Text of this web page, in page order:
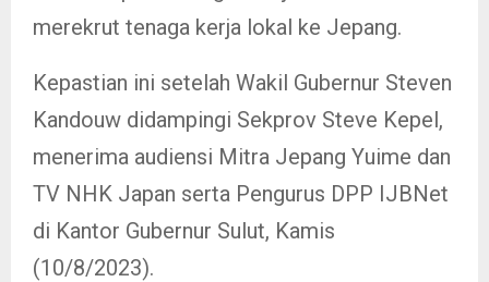
merekrut tenaga kerja lokal ke Jepang.
Kepastian ini setelah Wakil Gubernur Steven
Kandouw didampingi Sekprov Steve Kepel,
menerima audiensi Mitra Jepang Yuime dan
TV NHK Japan serta Pengurus DPP IJBNet
di Kantor Gubernur Sulut, Kamis
(10/8/2023).